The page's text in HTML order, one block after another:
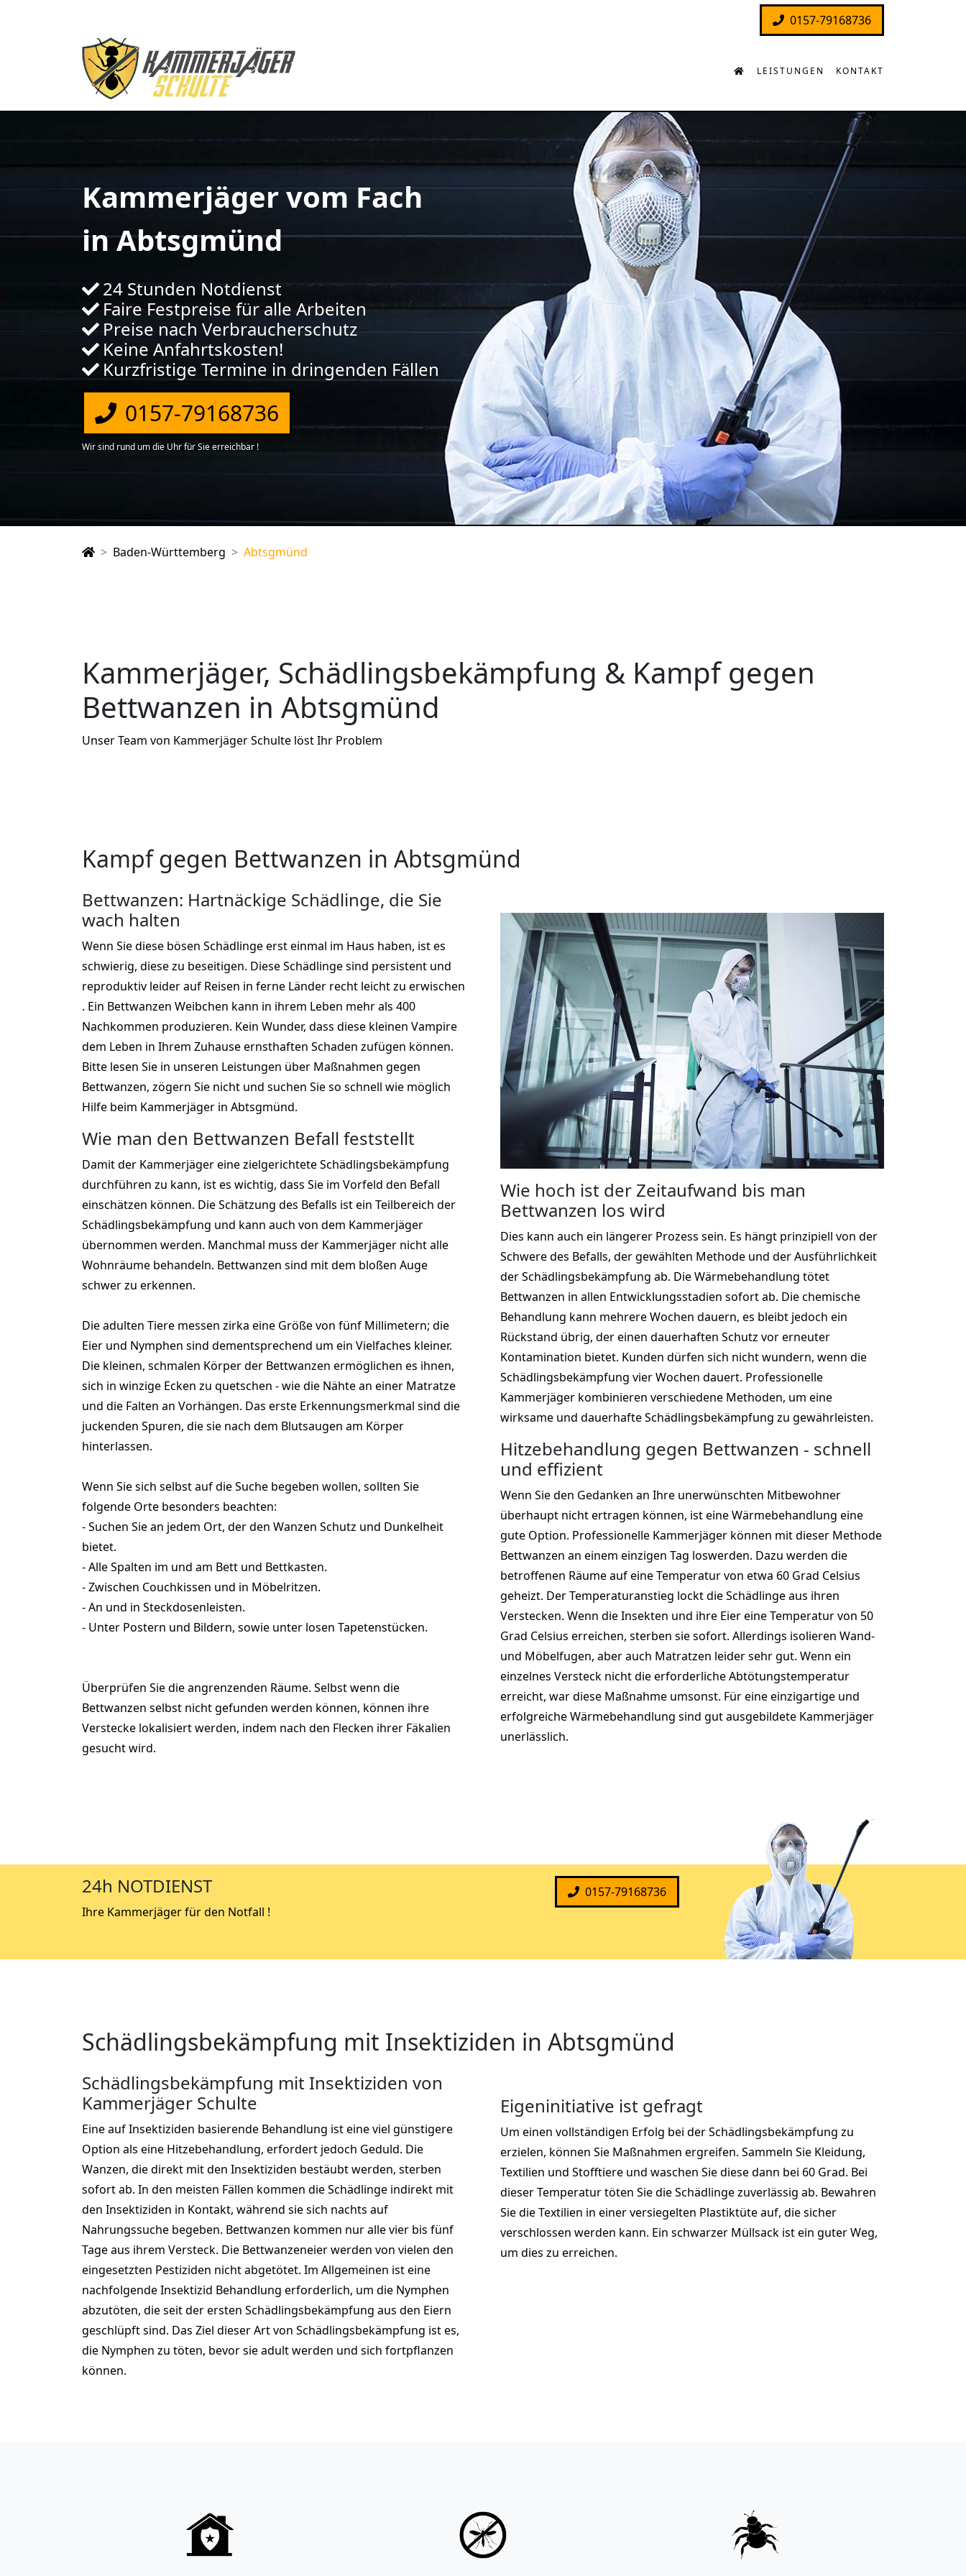
0157-79168736
LEISTUNGEN KONTAKT
Kammerjäger vom Fach
in Abtsgmünd
24 Stunden Notdienst
Faire Festpreise für alle Arbeiten
Preise nach Verbraucherschutz
Keine Anfahrtskosten!
Kurzfristige Termine in dringenden Fällen
0157-79168736
Wir sind rund um die Uhr für Sie erreichbar !
Baden-Württemberg Abtsgmünd
Kammerjäger, Schädlingsbekämpfung & Kampf gegen
Bettwanzen in Abtsgmünd
Unser Team von Kammerjäger Schulte löst Ihr Problem
Kampf gegen Bettwanzen in Abtsgmünd
Bettwanzen: Hartnäckige Schädlinge, die Sie
wach halten
Wenn Sie diese bösen Schädlinge erst einmal im Haus haben, ist es
schwierig, diese zu beseitigen. Diese Schädlinge sind persistent und
reproduktiv leider auf Reisen in ferne Länder recht leicht zu erwischen
. Ein Bettwanzen Weibchen kann in ihrem Leben mehr als 400
Nachkommen produzieren. Kein Wunder, dass diese kleinen Vampire
dem Leben in Ihrem Zuhause ernsthaften Schaden zufügen können.
Bitte lesen Sie in unseren Leistungen über Maßnahmen gegen
Bettwanzen, zögern Sie nicht und suchen Sie so schnell wie möglich
Hilfe beim Kammerjäger in Abtsgmünd.
Wie man den Bettwanzen Befall feststellt
Damit der Kammerjäger eine zielgerichtete Schädlingsbekämpfung
durchführen zu kann, ist es wichtig, dass Sie im Vorfeld den Befall
einschätzen können. Die Schätzung des Befalls ist ein Teilbereich der
Schädlingsbekämpfung und kann auch von dem Kammerjäger
übernommen werden. Manchmal muss der Kammerjäger nicht alle
Wohnräume behandeln. Bettwanzen sind mit dem bloßen Auge
schwer zu erkennen.
Die adulten Tiere messen zirka eine Größe von fünf Millimetern; die
Eier und Nymphen sind dementsprechend um ein Vielfaches kleiner.
Die kleinen, schmalen Körper der Bettwanzen ermöglichen es ihnen,
sich in winzige Ecken zu quetschen - wie die Nähte an einer Matratze
und die Falten an Vorhängen. Das erste Erkennungsmerkmal sind die
juckenden Spuren, die sie nach dem Blutsaugen am Körper
hinterlassen.
Wenn Sie sich selbst auf die Suche begeben wollen, sollten Sie
folgende Orte besonders beachten:
- Suchen Sie an jedem Ort, der den Wanzen Schutz und Dunkelheit
bietet.
- Alle Spalten im und am Bett und Bettkasten.
- Zwischen Couchkissen und in Möbelritzen.
- An und in Steckdosenleisten.
- Unter Postern und Bildern, sowie unter losen Tapetenstücken.
Überprüfen Sie die angrenzenden Räume. Selbst wenn die
Bettwanzen selbst nicht gefunden werden können, können ihre
Verstecke lokalisiert werden, indem nach den Flecken ihrer Fäkalien
gesucht wird.
Wie hoch ist der Zeitaufwand bis man
Bettwanzen los wird
Dies kann auch ein längerer Prozess sein. Es hängt prinzipiell von der
Schwere des Befalls, der gewählten Methode und der Ausführlichkeit
der Schädlingsbekämpfung ab. Die Wärmebehandlung tötet
Bettwanzen in allen Entwicklungsstadien sofort ab. Die chemische
Behandlung kann mehrere Wochen dauern, es bleibt jedoch ein
Rückstand übrig, der einen dauerhaften Schutz vor erneuter
Kontamination bietet. Kunden dürfen sich nicht wundern, wenn die
Schädlingsbekämpfung vier Wochen dauert. Professionelle
Kammerjäger kombinieren verschiedene Methoden, um eine
wirksame und dauerhafte Schädlingsbekämpfung zu gewährleisten.
Hitzebehandlung gegen Bettwanzen - schnell
und effizient
Wenn Sie den Gedanken an Ihre unerwünschten Mitbewohner
überhaupt nicht ertragen können, ist eine Wärmebehandlung eine
gute Option. Professionelle Kammerjäger können mit dieser Methode
Bettwanzen an einem einzigen Tag loswerden. Dazu werden die
betroffenen Räume auf eine Temperatur von etwa 60 Grad Celsius
geheizt. Der Temperaturanstieg lockt die Schädlinge aus ihren
Verstecken. Wenn die Insekten und ihre Eier eine Temperatur von 50
Grad Celsius erreichen, sterben sie sofort. Allerdings isolieren Wand-
und Möbelfugen, aber auch Matratzen leider sehr gut. Wenn ein
einzelnes Versteck nicht die erforderliche Abtötungstemperatur
erreicht, war diese Maßnahme umsonst. Für eine einzigartige und
erfolgreiche Wärmebehandlung sind gut ausgebildete Kammerjäger
unerlässlich.
24h NOTDIENST
Ihre Kammerjäger für den Notfall !
0157-79168736
Schädlingsbekämpfung mit Insektiziden in Abtsgmünd
Schädlingsbekämpfung mit Insektiziden von
Kammerjäger Schulte
Eine auf Insektiziden basierende Behandlung ist eine viel günstigere
Option als eine Hitzebehandlung, erfordert jedoch Geduld. Die
Wanzen, die direkt mit den Insektiziden bestäubt werden, sterben
sofort ab. In den meisten Fällen kommen die Schädlinge indirekt mit
den Insektiziden in Kontakt, während sie sich nachts auf
Nahrungssuche begeben. Bettwanzen kommen nur alle vier bis fünf
Tage aus ihrem Versteck. Die Bettwanzeneier werden von vielen den
eingesetzten Pestiziden nicht abgetötet. Im Allgemeinen ist eine
nachfolgende Insektizid Behandlung erforderlich, um die Nymphen
abzutöten, die seit der ersten Schädlingsbekämpfung aus den Eiern
geschlüpft sind. Das Ziel dieser Art von Schädlingsbekämpfung ist es,
die Nymphen zu töten, bevor sie adult werden und sich fortpflanzen
können.
Eigeninitiative ist gefragt
Um einen vollständigen Erfolg bei der Schädlingsbekämpfung zu
erzielen, können Sie Maßnahmen ergreifen. Sammeln Sie Kleidung,
Textilien und Stofftiere und waschen Sie diese dann bei 60 Grad. Bei
dieser Temperatur töten Sie die Schädlinge zuverlässig ab. Bewahren
Sie die Textilien in einer versiegelten Plastiktüte auf, die sicher
verschlossen werden kann. Ein schwarzer Müllsack ist ein guter Weg,
um dies zu erreichen.